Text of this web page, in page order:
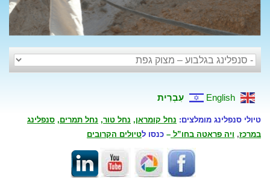
English עִבְרִית
טיולי סנפלינג מומלצים: נחל קומראן, נחל טור, נחל תמרים, סנפלינג
במרכז, ויה פראטה בחו”ל – כנסו לטיולים הקרובים